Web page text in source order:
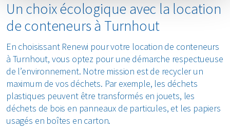
Un choix écologique avec la location
de conteneurs à Turnhout
En choisissant Renewi pour votre location de conteneurs
à Turnhout, vous optez pour une démarche respectueuse
de l’environnement. Notre mission est de recycler un
maximum de vos déchets. Par exemple, les déchets
plastiques peuvent être transformés en jouets, les
déchets de bois en panneaux de particules, et les papiers
usagés en boîtes en carton.